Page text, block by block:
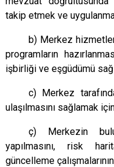
takip etmek ve
b) Merkez
programların
işbirliği ve eşgüdümü
c) Merkez
ulaşılmasını sağlamak
ç) Merkezin
yapılmasını, risk
güncelleme